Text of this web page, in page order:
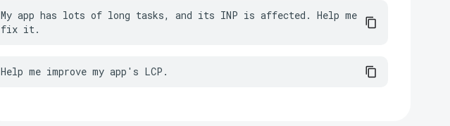
My app has lots of long tasks, and its INP is affected. Help me
fix it.
Help me improve my app's LCP.